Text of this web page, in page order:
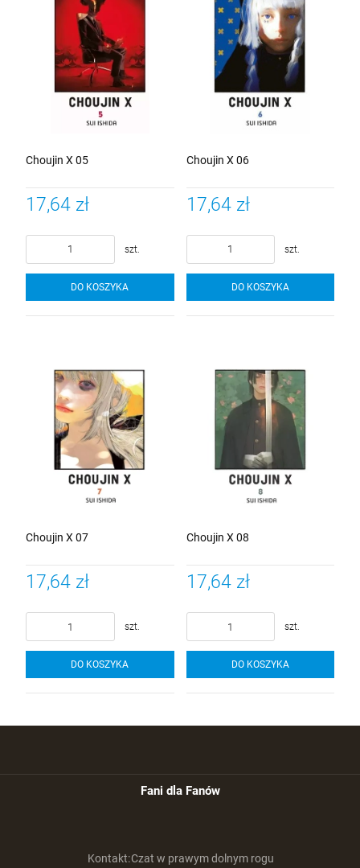
Choujin X 05
17,64 zł
szt.
DO KOSZYKA
Choujin X 06
17,64 zł
szt.
DO KOSZYKA
Choujin X 07
17,64 zł
szt.
DO KOSZYKA
Choujin X 08
17,64 zł
szt.
DO KOSZYKA
Fani dla Fanów
Kontakt:Czat w prawym dolnym rogu